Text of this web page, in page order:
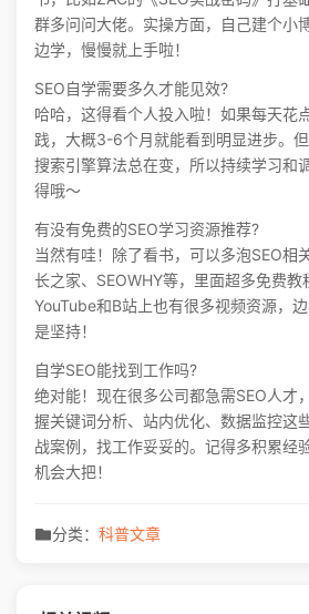
群多问问大佬。实操方面，自己建个小
边学，慢慢就上手啦！
SEO自学需要多久才能见效?
哈哈，这得看个人投入啦！如果每天花
践，大概3-6个月就能看到明显进步。但
搜索引擎算法总在变，所以持续学习和
得哦～
有没有免费的SEO学习资源推荐?
当然有哇！除了看书，可以多泡SEO相
长之家、SEOWHY等，里面超多免费教
YouTube和B站上也有很多视频资源，
是坚持！
自学SEO能找到工作吗?
绝对能！现在很多公司都急需SEO人才
握关键词分析、站内优化、数据监控这
战案例，找工作妥妥的。记得多积累经
机会大把！
分类： 科普文章